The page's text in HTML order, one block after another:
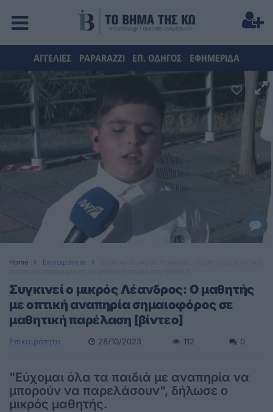
ΑΓΓΕΛΙΕΣ PAPARAZZI ΕΠ. ΟΔΗΓΟΣ ΕΦΗΜΕΡΙΔΑ
Home Επικαιρότητα
Συγκινεί ο μικρός Λέανδρος: Ο μαθητής
με οπτική αναπηρία σημαιοφόρος σε
μαθητική παρέλαση [βίντεο]
Επικαιρότητα 28/10/2023 112 0
"Εύχομαι όλα τα παιδιά με αναπηρία να
μπορούν να παρελάσουν", δήλωσε ο
μικρός μαθητής.